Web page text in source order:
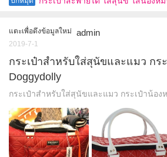
แตะเพื่อดึงข้อมูลใหม่ admin
2019-7-1
กระเป๋าสำหรับใส่สุนัขและแมว กร
Doggydolly
กระเป๋าสำหรับใส่สุนัขและแมว กระเป๋าน้องห